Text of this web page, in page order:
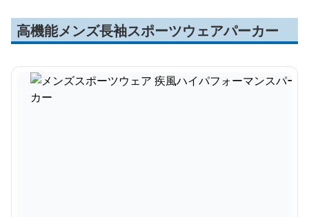
高機能メンズ長袖スポーツウェアパーカー